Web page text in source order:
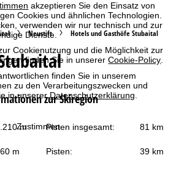
akzeptieren Sie den Einsatz von
Cookies und ähnlichen Technologien.
verwenden wir nur technisch und zur
Dienste.
Cookienutzung und die Möglichkeit zur
finden Sie in unsererCookie-Policy
finden Sie in unserem
zu den Verarbeitungszwecken und
in unsererDatenschutzerklärung
Zustimmen
Neustift Hotels und Gasthöfe Stubaital
zur Skiregion
m Pisten insgesamt: 81 km
m Pisten: 39 km